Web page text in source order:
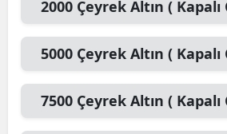
2000 Çeyrek Altın ( Kapalı
5000 Çeyrek Altın ( Kapalı
7500 Çeyrek Altın ( Kapalı